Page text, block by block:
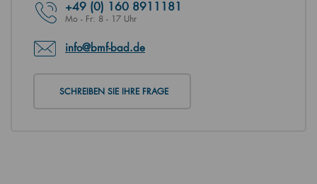
+49 (0) 160 8911181
Mo - Fr: 8 - 17 Uhr
info@bmf-bad.de
SCHREIBEN SIE IHRE FRAGE